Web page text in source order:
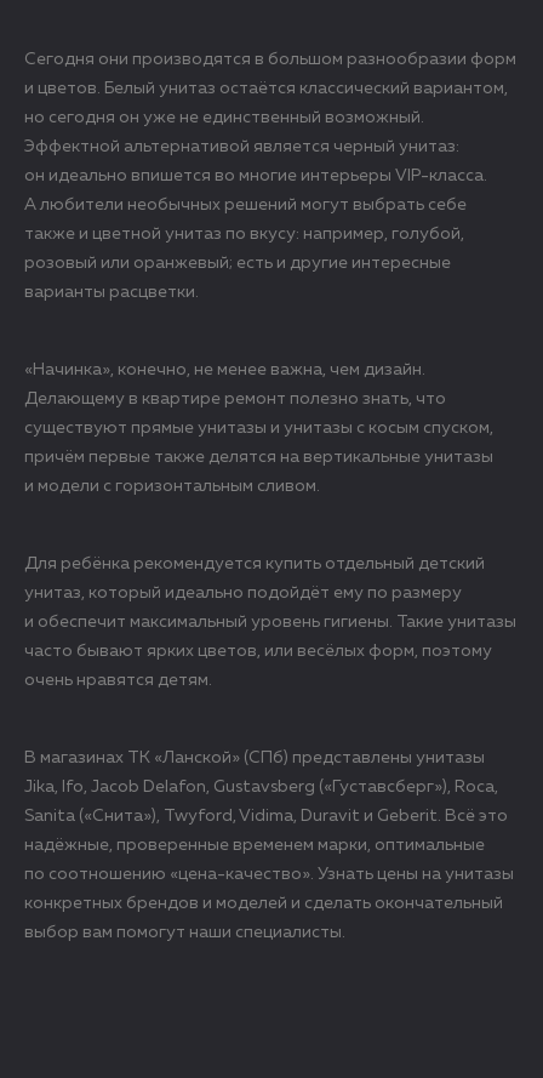
Сегодня они производятся в большом разнообразии форм
и цветов. Белый унитаз остаётся классический вариантом,
но сегодня он уже не единственный возможный.
Эффектной альтернативой является черный унитаз:
он идеально впишется во многие интерьеры VIP-класса.
А любители необычных решений могут выбрать себе
также и цветной унитаз по вкусу: например, голубой,
розовый или оранжевый; есть и другие интересные
варианты расцветки.
«Начинка», конечно, не менее важна, чем дизайн.
Делающему в квартире ремонт полезно знать, что
существуют прямые унитазы и унитазы с косым спуском,
причём первые также делятся на вертикальные унитазы
и модели с горизонтальным сливом.
Для ребёнка рекомендуется купить отдельный детский
унитаз, который идеально подойдёт ему по размеру
и обеспечит максимальный уровень гигиены. Такие унитазы
часто бывают ярких цветов, или весёлых форм, поэтому
очень нравятся детям.
В магазинах ТК «Ланской» (СПб) представлены унитазы
Jika, Ifo, Jacob Delafon, Gustavsberg («Густавсберг»), Roca,
Sanita («Снита»), Twyford, Vidima, Duravit и Geberit. Всё это
надёжные, проверенные временем марки, оптимальные
по соотношению «цена-качество». Узнать цены на унитазы
конкретных брендов и моделей и сделать окончательный
выбор вам помогут наши специалисты.